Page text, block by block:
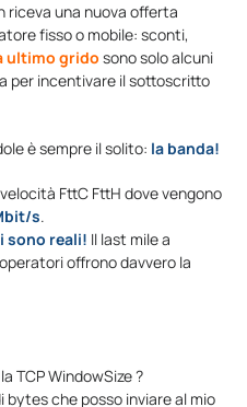
riceva una nuova offerta
fisso o mobile: sconti,
ultimo grido sono solo alcuni
per incentivare il sottoscritto
è sempre il solito: la banda!
FttC FttH dove vengono
s.
sono reali! Il last mile a
offrono davvero la
TCP WindowSize ?
bytes che posso inviare al mio